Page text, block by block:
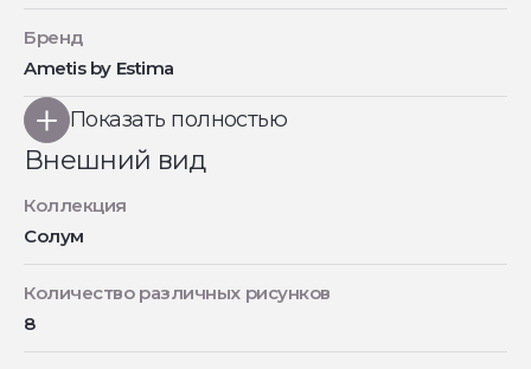
Бренд
Ametis by Estima
Показать полностью
Внешний вид
Коллекция
Солум
Количество различных рисунков
8